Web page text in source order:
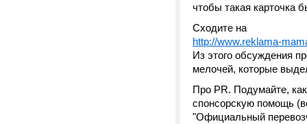
чтобы такая карточка
Сходите на
http://www.reklama-
Из этого обсуждения
мелочей, которые
Про PR. Подумайте,
спонсорскую помощь
"Официальный